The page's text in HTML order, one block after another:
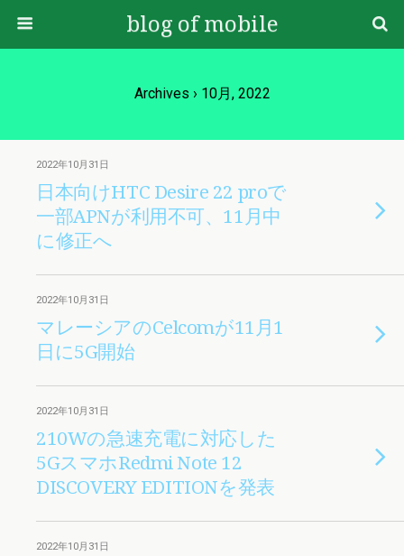
blog of mobile
Archives › 10月, 2022
2022年10月31日
日本向けHTC Desire 22 proで
一部APNが利用不可、11月中
に修正へ
2022年10月31日
マレーシアのCelcomが11月1
日に5G開始
2022年10月31日
210Wの急速充電に対応した
5GスマホRedmi Note 12
DISCOVERY EDITIONを発表
2022年10月31日